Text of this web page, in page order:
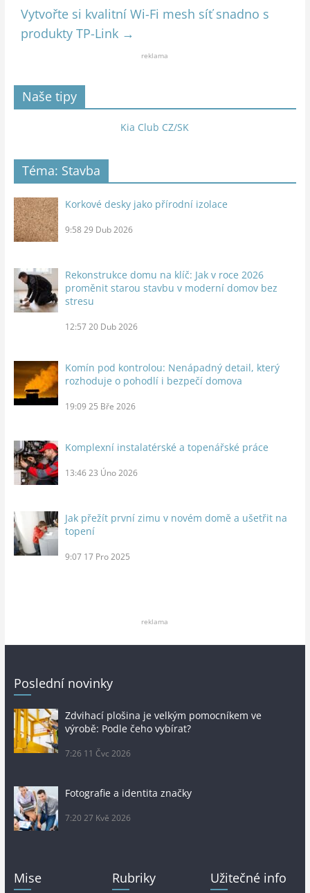
Vytvořte si kvalitní Wi-Fi mesh síť snadno s
produkty TP-Link →
reklama
Naše tipy
Kia Club CZ/SK
Téma: Stavba
Korkové desky jako přírodní izolace
9:58 29 Dub 2026
Rekonstrukce domu na klíč: Jak v roce 2026
proměnit starou stavbu v moderní domov bez
stresu
12:57 20 Dub 2026
Komín pod kontrolou: Nenápadný detail, který
rozhoduje o pohodlí i bezpečí domova
19:09 25 Bře 2026
Komplexní instalatérské a topenářské práce
13:46 23 Úno 2026
Jak přežít první zimu v novém domě a ušetřit na
topení
9:07 17 Pro 2025
reklama
Poslední novinky
Zdvihací plošina je velkým pomocníkem ve
výrobě: Podle čeho vybírat?
7:26 11 Čvc 2026
Fotografie a identita značky
7:20 27 Kvě 2026
Mise Rubriky Užitečné info